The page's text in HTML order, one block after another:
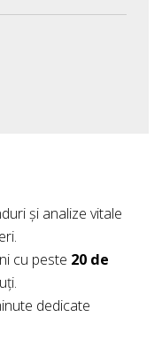
și analize vitale
cu peste 20 de
dedicate